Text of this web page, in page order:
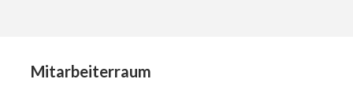
Mitarbeiterraum